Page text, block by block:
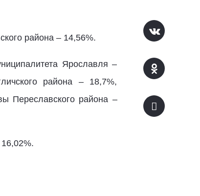
района – 14,56%.
Ярославля –
района – 18,7%,
Переславского района –